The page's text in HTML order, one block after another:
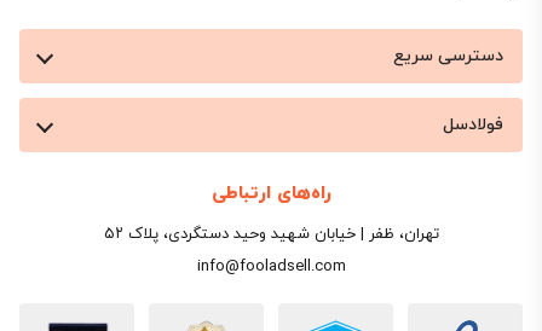
دسترسی سریع
فولادسل
راه‌های ارتباطی
تهران، ظفر | خیابان شهید وحید دستگردی، پلاک ۵۲
info@fooladsell.com